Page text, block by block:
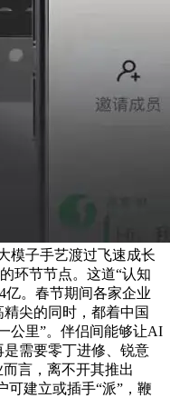
模子手艺渡过飞速成长
环节节点。这道“认知
亿。春节期间各家企业
尖的同时，都着中国
公里”。伴侣间能够让AI
需要零丁进修、锐意
言，离不开其推出
建立或插手“派”，鞭